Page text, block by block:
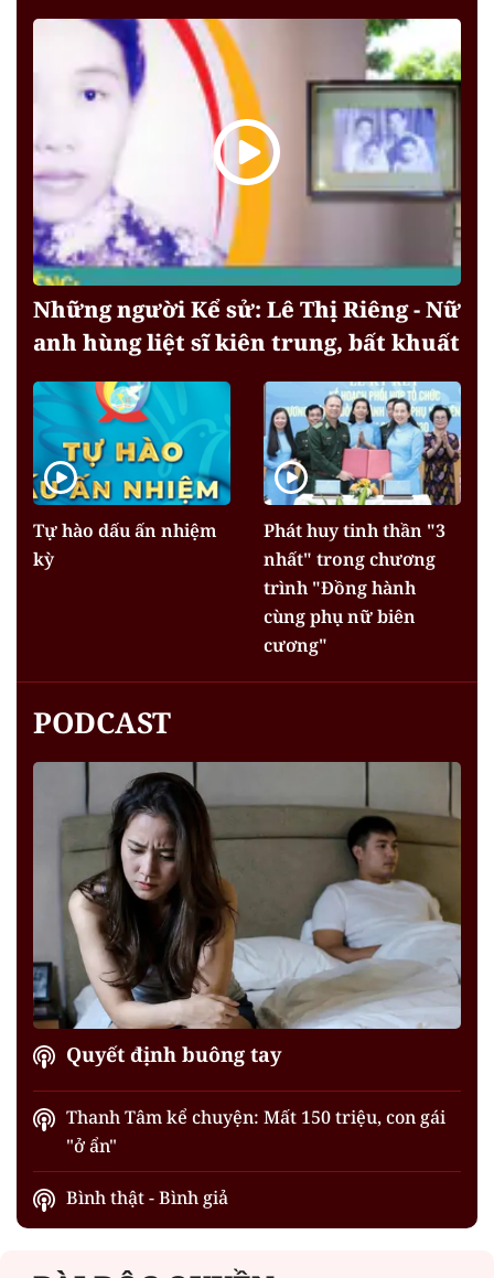
Những người Kể sử: Lê Thị Riêng - Nữ
anh hùng liệt sĩ kiên trung, bất khuất
Tự hào dấu ấn nhiệm
kỳ
Phát huy tinh thần "3
nhất" trong chương
trình "Đồng hành
cùng phụ nữ biên
cương"
PODCAST
Quyết định buông tay
Thanh Tâm kể chuyện: Mất 150 triệu, con gái
"ở ẩn"
Bình thật - Bình giả